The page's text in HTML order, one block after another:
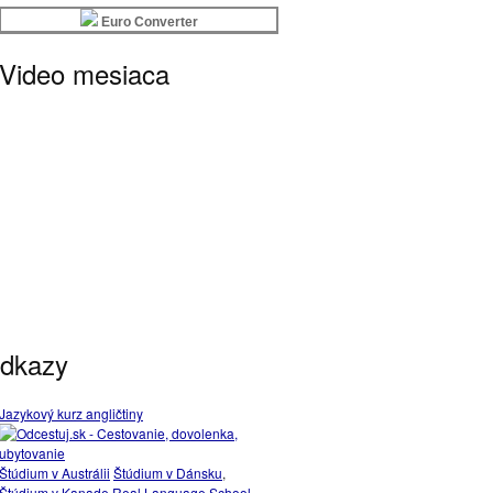
Euro Converter
Video mesiaca
Jazykový kurz angličtiny
Štúdium v Austrálii Štúdium v Dánsku,